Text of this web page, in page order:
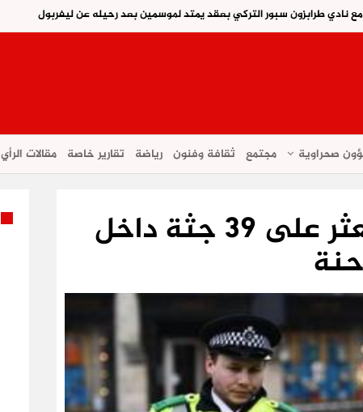
نادي طرابزون سبور التركي بعقد يمتد لموسمين بعد رحيله عن ليفربول
صحراوية مجتمع ثقافة وفنون رياضة تقارير خاصة مقالات الرأي
الشرطة البريطانية تعثر على 39 جثة داخل